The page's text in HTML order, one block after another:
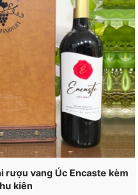
rượu vang Úc Encaste kèm
kiện